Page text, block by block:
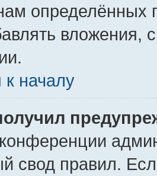
определённых
вложения,
к началу
свод правил.